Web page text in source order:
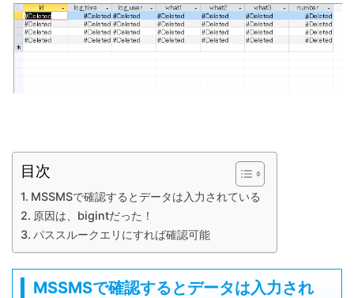
目次
MSSMSで確認するとデータは入力されている
原因は、bigintだった！
パススルークエリにすれば確認可能
MSSMSで確認するとデータは入力され